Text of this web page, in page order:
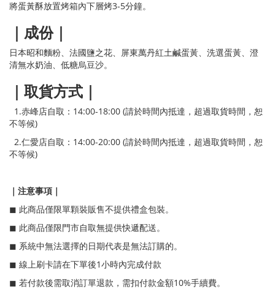
將蛋黃酥放置烤箱內下層烤3-5分鐘。
｜成份｜
日本昭和麵粉、法國鹽之花、屏東萬丹紅土鹹蛋黃、洗選蛋黃、澄
清無水奶油、低糖烏豆沙。
｜取貨方式｜
1.赤峰店自取：14:00-18:00 (請於時間內抵達，超過取貨時間，恕
不等候)
2.仁愛店自取：14:00-20:00 (請於時間內抵達，超過取貨時間，恕
不等候)
｜注意事項｜
◼ 此商品僅限單顆裝販售不提供禮盒包裝。
◼ 此商品僅限門市自取無提供快遞配送。
◼ 系統中無法選擇的日期代表是無法訂購的。
◼ 線上刷卡請在下單後1小時內完成付款
◼ 若付款後需取消訂單退款，需扣付款金額10%手續費。